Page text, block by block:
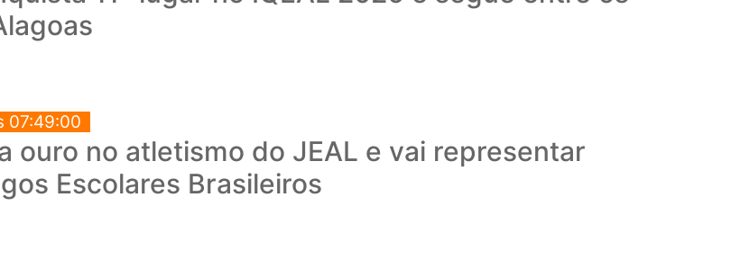
07:49:00
ouro no atletismo do JEAL e vai representar
Escolares Brasileiros